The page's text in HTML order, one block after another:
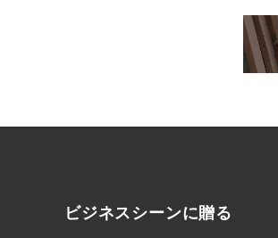
ビジネスシーンに贈る